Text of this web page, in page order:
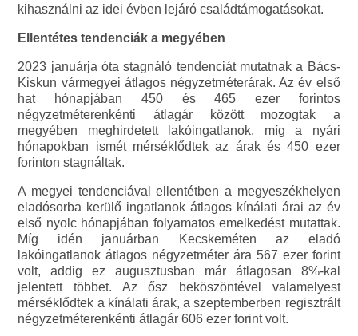
kihasználni az idei évben lejáró családtámogatásokat.
Ellentétes tendenciák a megyében
2023 januárja óta stagnáló tendenciát mutatnak a Bács-
Kiskun vármegyei átlagos négyzetméterárak. Az év első
hat hónapjában 450 és 465 ezer forintos
négyzetméterenkénti átlagár között mozogtak a
megyében meghirdetett lakóingatlanok, míg a nyári
hónapokban ismét mérséklődtek az árak és 450 ezer
forinton stagnáltak.
A megyei tendenciával ellentétben a megyeszékhelyen
eladósorba kerülő ingatlanok átlagos kínálati árai az év
első nyolc hónapjában folyamatos emelkedést mutattak.
Míg idén januárban Kecskeméten az eladó
lakóingatlanok átlagos négyzetméter ára 567 ezer forint
volt, addig ez augusztusban már átlagosan 8%-kal
jelentett többet. Az ősz beköszöntével valamelyest
mérséklődtek a kínálati árak, a szeptemberben regisztrált
négyzetméterenkénti átlagár 606 ezer forint volt.